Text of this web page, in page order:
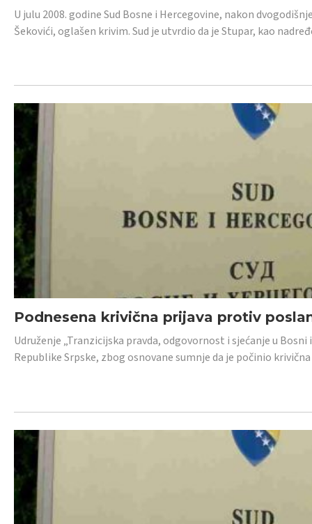
U julu 2008. godine Sud Bosne i Hercegovine, nakon
Šekovići, oglašen krivim. Sud je utvrdio da je Stupar, kao
Podnesena krivična prijava protiv
Udruženje „Tranzicijska pravda, odgovornost i sjećanje u
Republike Srpske, zbog osnovane sumnje da je počinio